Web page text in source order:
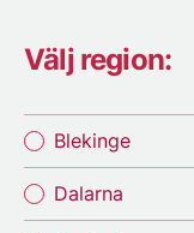
Välj region:
Blekinge
Dalarna